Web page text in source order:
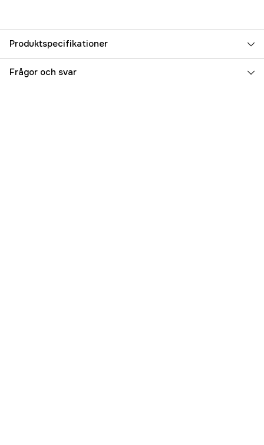
Produktspecifikationer
Referensnummer 5000031566
Frågor och svar